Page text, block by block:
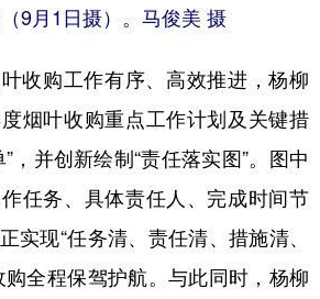
9月1日摄）。马俊美 摄
购工作有序、高效推进，杨柳
烟叶收购重点工作计划及关键措
，并创新绘制“责任落实图”。图中
任务、具体责任人、完成时间节
实现“任务清、责任清、措施清、
购全程保驾护航。与此同时，杨柳